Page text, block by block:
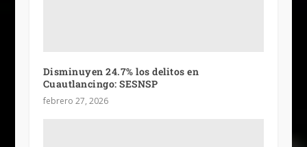
Disminuyen 24.7% los delitos en
Cuautlancingo: SESNSP
febrero 27, 2026